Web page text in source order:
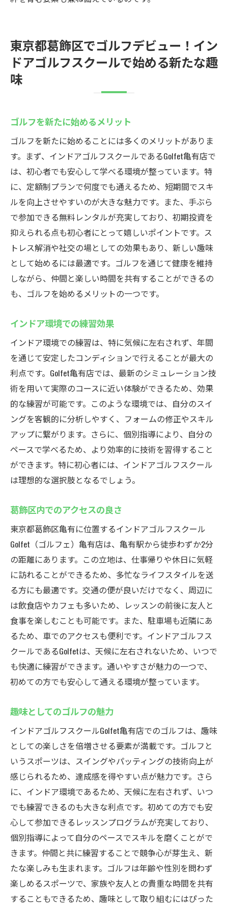
東京都葛飾区でゴルフデビュー！イン
ドアゴルフスクールで始める新たな趣
味
ゴルフを新たに始めるメリット
ゴルフを新たに始めることには多くのメリットがありま
す。まず、インドアゴルフスクールであるGolfet亀有店で
は、初心者でも安心して学べる環境が整っています。特
に、定額制プランで何度でも通えるため、短期間でスキ
ルを向上させやすいのが大きな魅力です。また、手ぶら
で参加できる無料レンタルが充実しており、初期投資を
抑えられる点も初心者にとって嬉しいポイントです。ス
トレス解消や社交の場としての効果もあり、新しい趣味
として始めるには最適です。ゴルフを通じて健康を維持
しながら、仲間と楽しい時間を共有することができるの
も、ゴルフを始めるメリットの一つです。
インドア環境での練習効果
インドア環境での練習は、特に気候に左右されず、年間
を通じて安定したコンディションで行えることが最大の
利点です。Golfet亀有店では、最新のシミュレーション技
術を用いて実際のコースに近い体験ができるため、効果
的な練習が可能です。このような環境では、自分のスイ
ングを客観的に分析しやすく、フォームの修正やスキル
アップに繋がります。さらに、個別指導により、自分の
ペースで学べるため、より効率的に技術を習得すること
ができます。特に初心者には、インドアゴルフスクール
は理想的な選択肢となるでしょう。
葛飾区内でのアクセスの良さ
東京都葛飾区亀有に位置するインドアゴルフスクール
Golfet（ゴルフェ）亀有店は、亀有駅から徒歩わずか2分
の距離にあります。この立地は、仕事帰りや休日に気軽
に訪れることができるため、多忙なライフスタイルを送
る方にも最適です。交通の便が良いだけでなく、周辺に
は飲食店やカフェも多いため、レッスンの前後に友人と
食事を楽しむことも可能です。また、駐車場も近隣にあ
るため、車でのアクセスも便利です。インドアゴルフス
クールであるGolfetは、天候に左右されないため、いつで
も快適に練習ができます。通いやすさが魅力の一つで、
初めての方でも安心して通える環境が整っています。
趣味としてのゴルフの魅力
インドアゴルフスクールGolfet亀有店でのゴルフは、趣味
としての楽しさを倍増させる要素が満載です。ゴルフと
いうスポーツは、スイングやパッティングの技術向上が
感じられるため、達成感を得やすい点が魅力です。さら
に、インドア環境であるため、天候に左右されず、いつ
でも練習できるのも大きな利点です。初めての方でも安
心して参加できるレッスンプログラムが充実しており、
個別指導によって自分のペースでスキルを磨くことがで
きます。仲間と共に練習することで競争心が芽生え、新
たな楽しみも生まれます。ゴルフは年齢や性別を問わず
楽しめるスポーツで、家族や友人との貴重な時間を共有
することもできるため、趣味として取り組むにはぴった